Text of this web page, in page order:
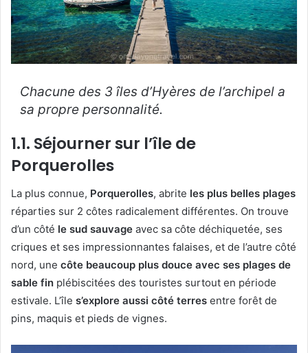
Chacune des 3 îles d’Hyères de l’archipel a
sa propre personnalité.
1.1. Séjourner sur l’île de
Porquerolles
La plus connue, Porquerolles, abrite les plus belles plages
réparties sur 2 côtes radicalement différentes. On trouve
d’un côté le sud sauvage avec sa côte déchiquetée, ses
criques et ses impressionnantes falaises, et de l’autre côté
nord, une côte beaucoup plus douce avec ses plages de
sable fin plébiscitées des touristes surtout en période
estivale. L’île s’explore aussi côté terres entre forêt de
pins, maquis et pieds de vignes.